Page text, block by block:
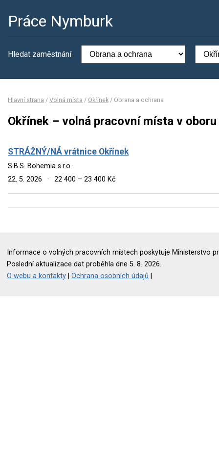
Práce Nymburk
Hledat zaměstnání
Hlavní strana / Volná místa / Okřínek / Obrana a ochrana
Okřínek – volná pracovní místa v oboru
STRÁŽNÝ/NÁ vrátnice Okřínek
S.B.S. Bohemia s.r.o.
22. 5. 2026
· 22 400 – 23 400 Kč
Informace o volných pracovních místech poskytuje Ministerstvo
Poslední aktualizace dat proběhla dne 5. 8. 2026.
O webu a kontakty |Ochrana osobních údajů